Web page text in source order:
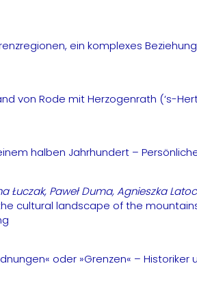
ein komplexes
von Rode mit Herzogenrath (‘s-
halben Jahrhundert –
Łuczak, Paweł Duma, Agnieszka
cultural landscape of the
oder »Grenzen« –